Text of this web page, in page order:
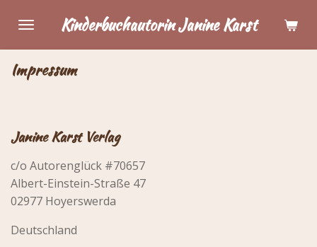
Hauptinhalt
springen
Kinderbuchautorin Janine Karst
Impressum
Janine Karst Verlag
c/o Autorenglück #70657
Albert-Einstein-Straße 47
02977 Hoyerswerda
Deutschland